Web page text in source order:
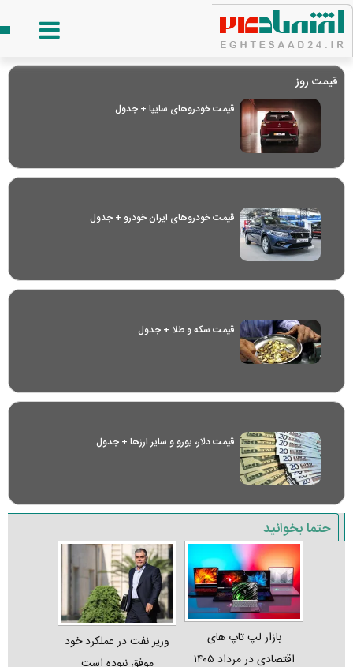
قیمت روز
قیمت خودرو‌های سایپا + جدول
قیمت خودرو‌های ایران خودرو + جدول
قیمت سکه و طلا + جدول
قیمت دلار، یورو و سایر ارز‌ها + جدول
حتما بخوانید
بازار لپ‌ تاپ‌ های
اقتصادی در مرداد ۱۴۰۵
وزیر نفت در عملکرد خود